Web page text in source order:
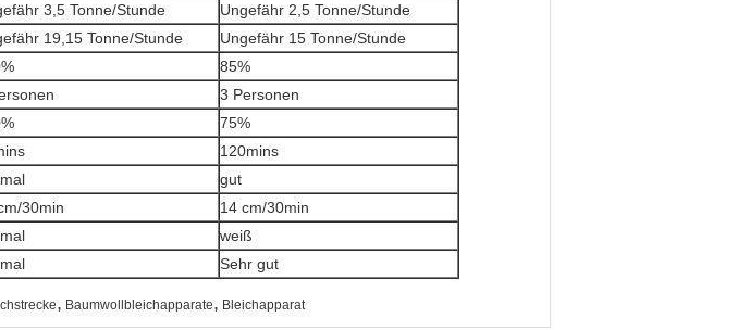
3,5 Tonne/Stunde
Ungefähr 2,5 Tonne/Stunde
19,15 Tonne/Stunde
Ungefähr 15 Tonne/Stunde
85%
3 Personen
75%
120mins
gut
30min
14 cm/30min
weiß
Sehr gut
, Baumwollbleichapparate, Bleichapparat